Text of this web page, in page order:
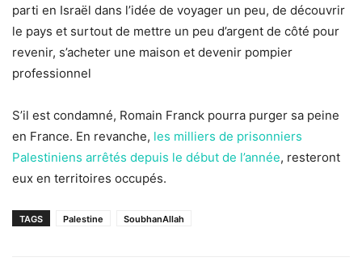
parti en Israël dans l’idée de voyager un peu, de découvrir
le pays et surtout de mettre un peu d’argent de côté pour
revenir, s’acheter une maison et devenir pompier
professionnel
S’il est condamné, Romain Franck pourra purger sa peine
en France. En revanche, les milliers de prisonniers
Palestiniens arrêtés depuis le début de l’année, resteront
eux en territoires occupés.
TAGS Palestine SoubhanAllah